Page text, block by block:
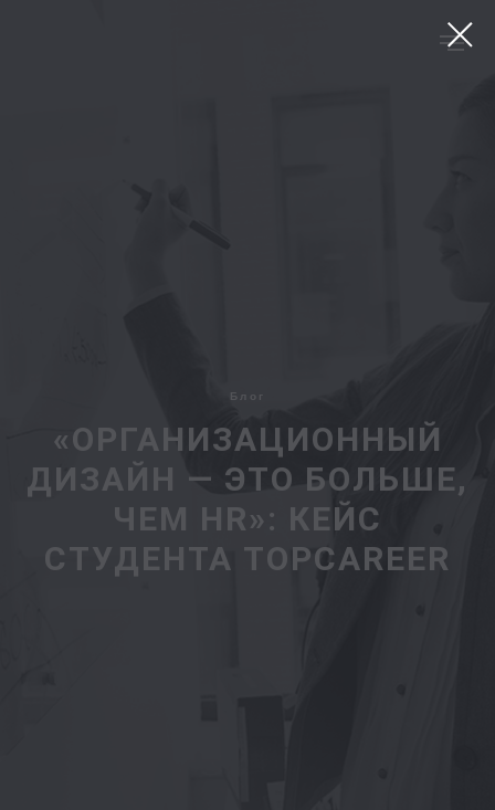
Блог
«ОРГАНИЗАЦИОННЫЙ
ДИЗАЙН — ЭТО БОЛЬШЕ,
ЧЕМ HR»: КЕЙС
СТУДЕНТА TOPCAREER